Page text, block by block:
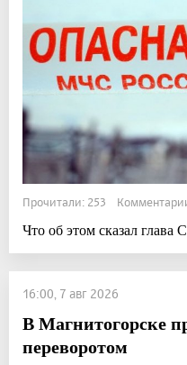
Прочитали: 253
Что об этом сказал глава
16:00, 7 авг 2026
В Магнитогорске
переворотом